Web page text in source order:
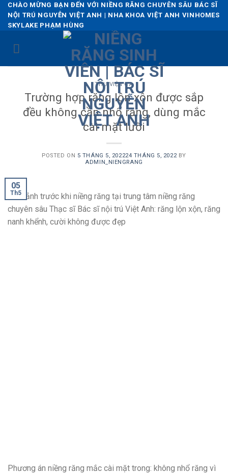
Skip
content
CHÀO MỪNG BẠN ĐẾN VỚI NIỀNG RĂNG CHUYÊN SÂU BÁC SĨ
NỘI TRÚ NGUYỄN VIỆT ANH | NHA KHOA VIỆT ANH VINHOMES
SKYLAKE PHẠM HÙNG
THƯ VIỆN CA
Trường hợp răng lộn xộn được sắp
đều không cần nhổ răng, dùng mắc
cài mặt lưỡi
POSTED ON 5 THÁNG 5, 202224 THÁNG 5, 2022 BY
ADMIN_NIENGRANG
05
Th5
Hình ảnh trước khi niềng răng tại trung tâm niềng răng
chuyên sâu Thạc sĩ Bác sĩ nội trú Việt Anh: răng lộn xộn, răng
nanh khểnh, cười không được đẹp
Phương án niềng răng mắc cài mặt trong: không nhổ răng vì